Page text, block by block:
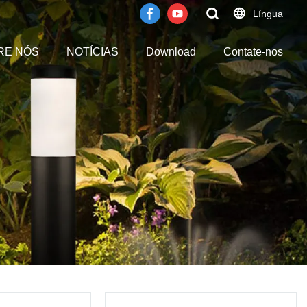
Língua
NÓS NOTÍCIAS Download Contate-nos